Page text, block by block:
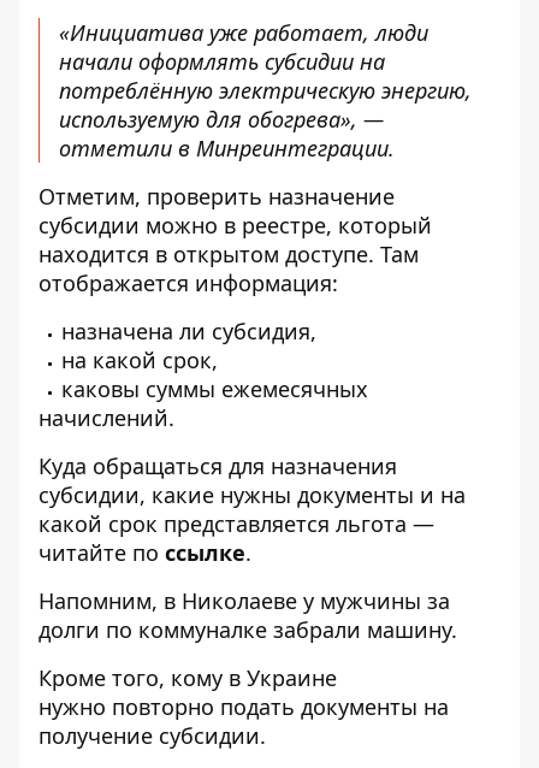
«Инициатива уже работает, люди
начали оформлять субсидии на
потреблённую электрическую энергию,
используемую для обогрева», —
отметили в Минреинтеграции.
Отметим, проверить назначение
субсидии можно в реестре, который
находится в открытом доступе. Там
отображается информация:
назначена ли субсидия,
на какой срок,
каковы суммы ежемесячных
начислений.
Куда обращаться для назначения
субсидии, какие нужны документы и на
какой срок представляется льгота —
читайте по ссылке.
Напомним, в Николаеве у мужчины за
долги по коммуналке забрали машину.
Кроме того, кому в Украине
нужно повторно подать документы на
получение субсидии.